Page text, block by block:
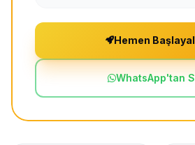
Hemen
WhatsApp'tan